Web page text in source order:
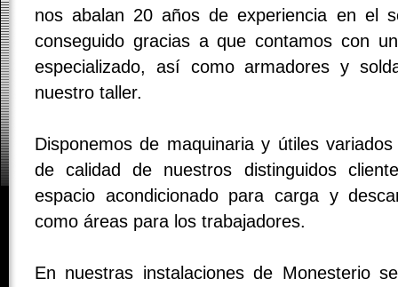
nos abalan 20 años de experiencia en el
conseguido gracias a que contamos con
especializado, así como armadores y
nuestro taller.
Disponemos de maquinaria y útiles
de calidad de nuestros distinguidos
espacio acondicionado para carga y
como áreas para los trabajadores.
En nuestras instalaciones de Monesterio